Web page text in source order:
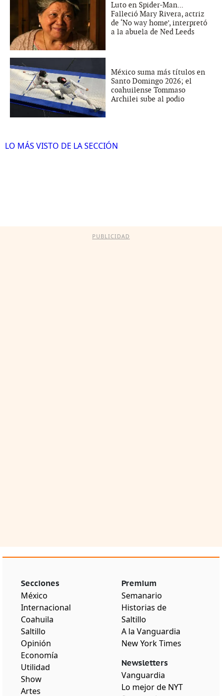
Luto en Spider-Man...
Falleció Mary Rivera, actriz
de ‘No way home’, interpretó
a la abuela de Ned Leeds
México suma más títulos en
Santo Domingo 2026; el
coahuilense Tommaso
Archilei sube al podio
LO MÁS VISTO DE LA SECCIÓN
PUBLICIDAD
Secciones
México
Internacional
Coahuila
Saltillo
Opinión
Economía
Utilidad
Show
Artes
Premium
Semanario
Historias de
Saltillo
A la Vanguardia
New York Times
Newsletters
Vanguardia
Lo mejor de NYT